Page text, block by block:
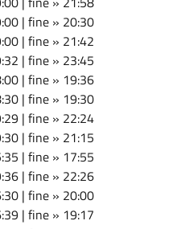
| fine » 20:30
| fine » 21:42
| fine » 23:45
| fine » 19:36
| fine » 19:30
| fine » 22:24
| fine » 21:15
| fine » 17:55
| fine » 22:26
| fine » 20:00
| fine » 19:17